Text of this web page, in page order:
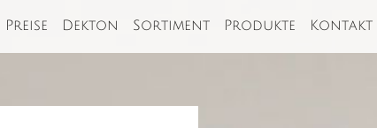
Preise Dekton Sortiment Produkte Kontakt